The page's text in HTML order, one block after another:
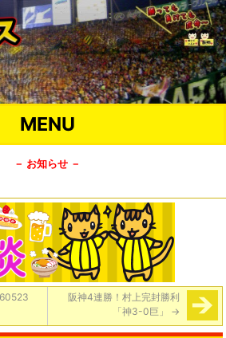
MENU
－ お知らせ －
阪神4連勝！村上完封勝利
「神3-0巨」 →